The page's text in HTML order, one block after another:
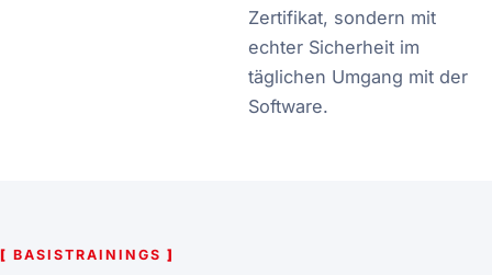
Zertifikat, sondern mit
echter Sicherheit im
täglichen Umgang mit der
Software.
[ BASISTRAININGS ]